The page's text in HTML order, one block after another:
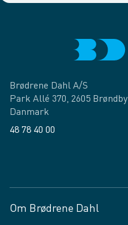
Brødrene Dahl A/S
Park Allé 370, 2605 Brøndby
Danmark
48 78 40 00
Om Brødrene Dahl